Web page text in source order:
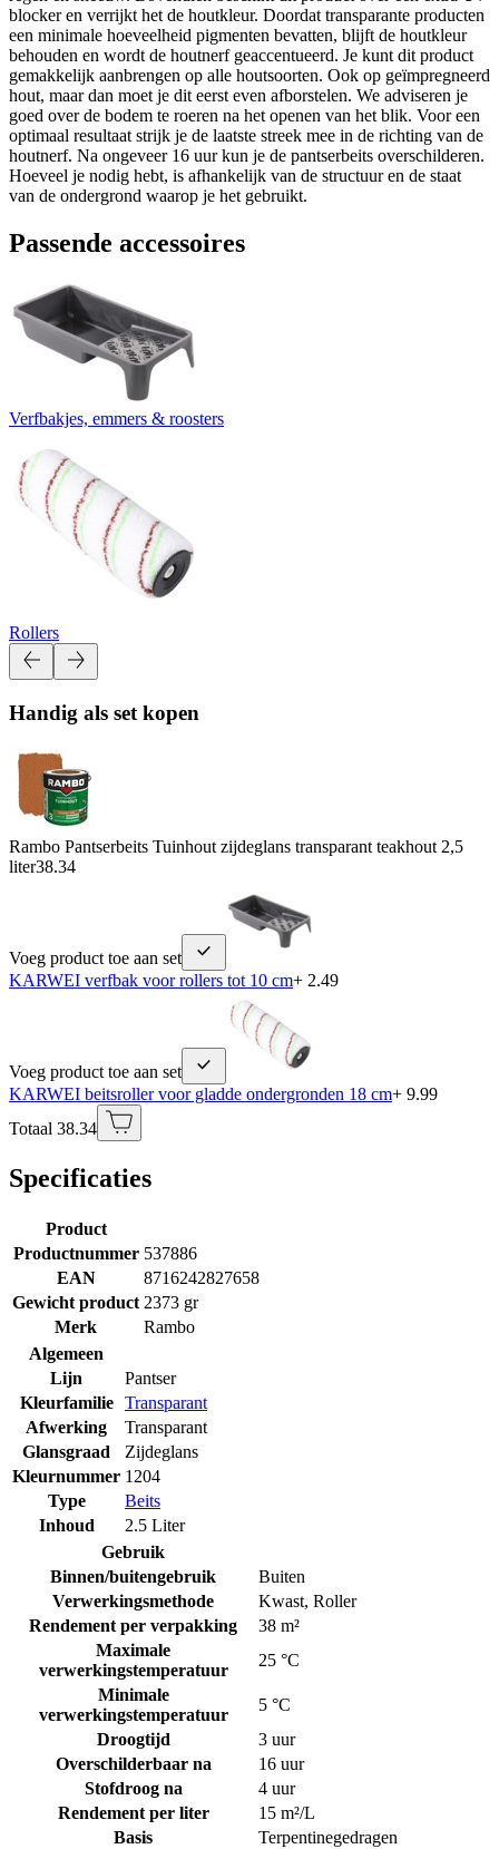
blocker en verrijkt het de houtkleur. Doordat transparante producten
een minimale hoeveelheid pigmenten bevatten, blijft de houtkleur
behouden en wordt de houtnerf geaccentueerd. Je kunt dit product
gemakkelijk aanbrengen op alle houtsoorten. Ook op geïmpregneerd
hout, maar dan moet je dit eerst even afborstelen. We adviseren je
goed over de bodem te roeren na het openen van het blik. Voor een
optimaal resultaat strijk je de laatste streek mee in de richting van de
houtnerf. Na ongeveer 16 uur kun je de pantserbeits overschilderen.
Hoeveel je nodig hebt, is afhankelijk van de structuur en de staat
van de ondergrond waarop je het gebruikt.
Passende accessoires
Verfbakjes, emmers & roosters
Rollers
Handig als set kopen
Rambo Pantserbeits Tuinhout zijdeglans transparant teakhout 2,5
liter38.34
Voeg product toe aan set
KARWEI verfbak voor rollers tot 10 cm+ 2.49
Voeg product toe aan set
KARWEI beitsroller voor gladde ondergronden 18 cm+ 9.99
Totaal 38.34
Specificaties
Product
Productnummer 537886
EAN
8716242827658
Gewicht product 2373 gr
Merk
Rambo
Algemeen
Lijn
Pantser
Kleurfamilie
Transparant
Afwerking
Transparant
Glansgraad
Zijdeglans
Kleurnummer 1204
Type
Beits
Inhoud
2.5 Liter
Gebruik
Binnen/buitengebruik
Buiten
Verwerkingsmethode
Kwast, Roller
Rendement per verpakking
38 m²
Maximale
verwerkingstemperatuur
25 °C
Minimale
verwerkingstemperatuur
5 °C
Droogtijd
3 uur
Overschilderbaar na
16 uur
Stofdroog na
4 uur
Rendement per liter
15 m²/L
Basis
Terpentinegedragen